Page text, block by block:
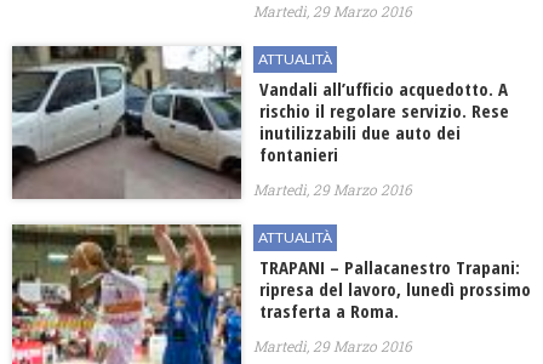
Martedì, 29 Marzo 2016
ATTUALITÀ
Vandali all’ufficio acquedotto. A
rischio il regolare servizio. Rese
inutilizzabili due auto dei
fontanieri
Martedì, 29 Marzo 2016
ATTUALITÀ
TRAPANI – Pallacanestro Trapani:
ripresa del lavoro, lunedì prossimo
trasferta a Roma.
Martedì, 29 Marzo 2016